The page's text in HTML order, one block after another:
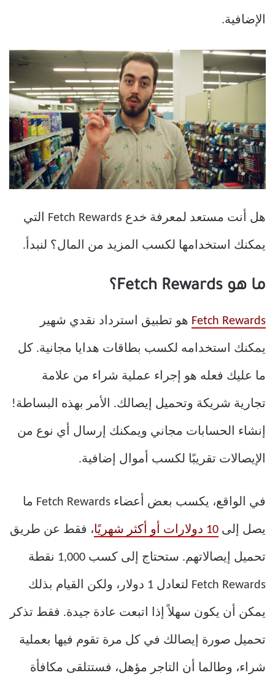
الإضافية.
هل أنت مستعد لمعرفة خدع Fetch Rewards التي
يمكنك استخدامها لكسب المزيد من المال؟ لنبدأ.
ما هو Fetch Rewards؟
Fetch Rewards هو تطبيق استرداد نقدي شهير
يمكنك استخدامه لكسب بطاقات هدايا مجانية. كل
ما عليك فعله هو إجراء عملية شراء من علامة
تجارية شريكة وتحميل إيصالك. الأمر بهذه البساطة!
إنشاء الحسابات مجاني ويمكنك إرسال أي نوع من
الإيصالات تقريبًا لكسب أموال إضافية.
في الواقع، يكسب بعض أعضاء Fetch Rewards ما
يصل إلى 10 دولارات أو أكثر شهريًا ، فقط عن طريق
تحميل إيصالاتهم. ستحتاج إلى كسب 1,000 نقطة
Fetch Rewards لتعادل 1 دولار، ولكن القيام بذلك
يمكن أن يكون سهلاً إذا اتبعت عادة جيدة. فقط تذكر
تحميل صورة إيصالك في كل مرة تقوم فيها بعملية
شراء، وطالما أن التاجر مؤهل، فستتلقى مكافأة